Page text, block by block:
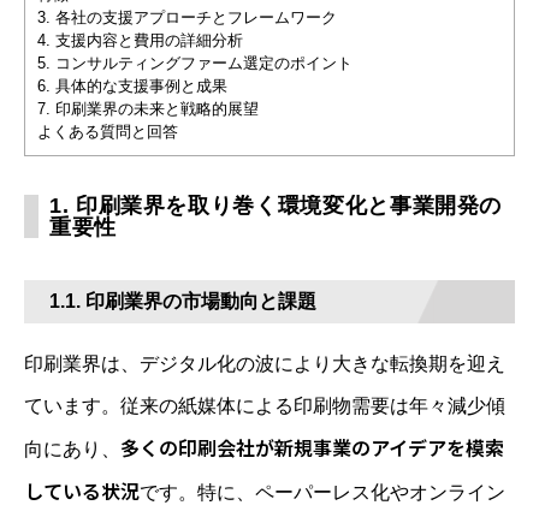
3. 各社の支援アプローチとフレームワーク
4. 支援内容と費用の詳細分析
5. コンサルティングファーム選定のポイント
6. 具体的な支援事例と成果
7. 印刷業界の未来と戦略的展望
よくある質問と回答
1. 印刷業界を取り巻く環境変化と事業開発の
重要性
1.1. 印刷業界の市場動向と課題
印刷業界は、デジタル化の波により大きな転換期を迎え
ています。従来の紙媒体による印刷物需要は年々減少傾
向にあり、 多くの印刷会社が新規事業のアイデアを模索
している状況です。特に、ペーパーレス化やオンライン